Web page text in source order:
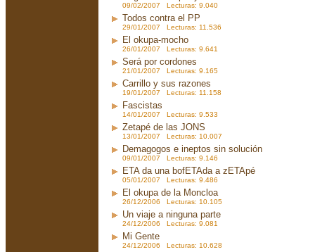
09/02/2007 Lecturas: 9.040
Todos contra el PP
29/01/2007 Lecturas: 11.536
El okupa-mocho
26/01/2007 Lecturas: 9.641
Será por cordones
21/01/2007 Lecturas: 9.165
Carrillo y sus razones
19/01/2007 Lecturas: 11.158
Fascistas
14/01/2007 Lecturas: 9.533
Zetapé de las JONS
13/01/2007 Lecturas: 10.007
Demagogos e ineptos sin solución
09/01/2007 Lecturas: 9.146
ETA da una bofETAda a zETApé
05/01/2007 Lecturas: 9.486
El okupa de la Moncloa
26/12/2006 Lecturas: 10.105
Un viaje a ninguna parte
24/12/2006 Lecturas: 9.081
Mi Gente
24/12/2006 Lecturas: 10.628